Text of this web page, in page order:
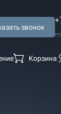
звонок
Корзина